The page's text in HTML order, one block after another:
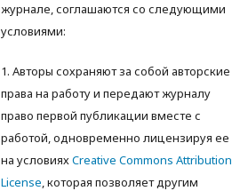
журнале, соглашаются со следующими
условиями:
1. Авторы сохраняют за собой авторские
права на работу и передают журналу
право первой публикации вместе с
работой, одновременно лицензируя ее
на условияхCreative Commons Attribution
License, которая позволяет другим